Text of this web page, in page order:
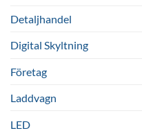
Detaljhandel
Digital Skyltning
Företag
Laddvagn
LED